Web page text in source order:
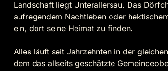
Landschaft liegt Unterallersau. Das
aufregendem Nachtleben oder
ein, dort seine Heimat zu finden.
Alles läuft seit Jahrzehnten in der
dem das allseits geschätzte